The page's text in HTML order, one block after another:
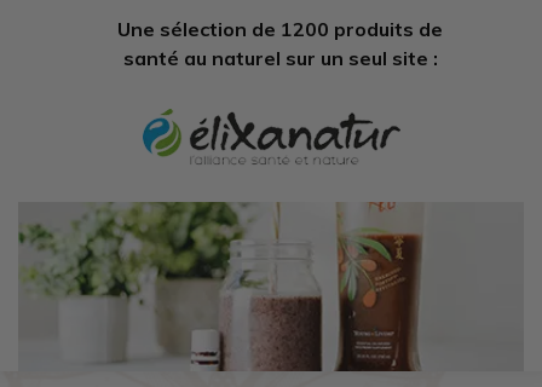
Une sélection de 1200 produits de
santé au naturel sur un seul site :